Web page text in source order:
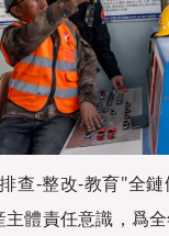
查-整改-教育"全
體責任意識，爲